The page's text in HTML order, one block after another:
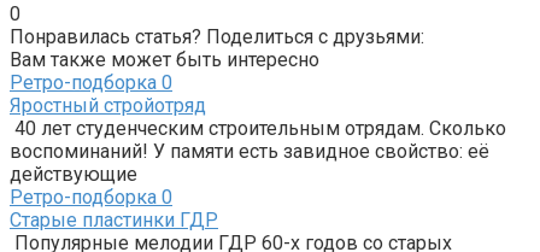
0
Понравилась статья? Поделиться с друзьями:
Вам также может быть интересно
Ретро-подборка 0
Яростный стройотряд
40 лет студенческим строительным отрядам. Сколько
воспоминаний! У памяти есть завидное свойство: её
действующие
Ретро-подборка 0
Старые пластинки ГДР
Популярные мелодии ГДР 60-х годов со старых